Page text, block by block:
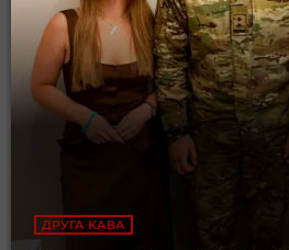
ДРУГА КАВА